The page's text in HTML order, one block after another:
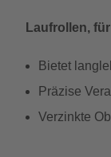
Laufrollen,
Bietet
Präzise
Verzinkte